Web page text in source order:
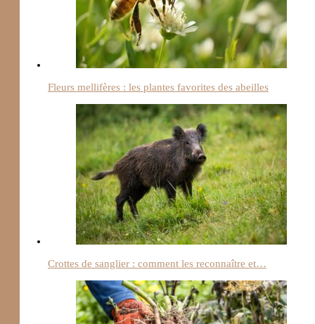
Fleurs mellifères : les plantes favorites des abeilles
Crottes de sanglier : comment les reconnaître et…